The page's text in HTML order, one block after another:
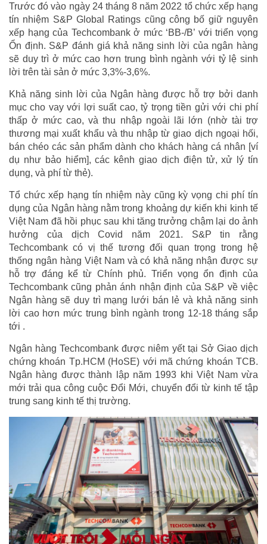
Trước đó vào ngày 24 tháng 8 năm 2022 tổ chức xếp hạng
tín nhiệm S&P Global Ratings cũng công bố giữ nguyên
xếp hạng của Techcombank ở mức ‘BB-/B’ với triển vọng
Ổn định. S&P đánh giá khả năng sinh lời của ngân hàng
sẽ duy trì ở mức cao hơn trung bình ngành với tỷ lệ sinh
lời trên tài sản ở mức 3,3%-3,6%.
Khả năng sinh lời của Ngân hàng được hỗ trợ bởi danh
mục cho vay với lợi suất cao, tỷ trọng tiền gửi với chi phí
thấp ở mức cao, và thu nhập ngoài lãi lớn (nhờ tài trợ
thương mại xuất khẩu và thu nhập từ giao dịch ngoại hối,
bán chéo các sản phẩm dành cho khách hàng cá nhân [ví
dụ như bảo hiểm], các kênh giao dịch điện tử, xử lý tín
dụng, và phí từ thẻ).
Tổ chức xếp hạng tín nhiệm này cũng kỳ vọng chi phí tín
dụng của Ngân hàng nằm trong khoảng dự kiến khi kinh tế
Việt Nam đã hồi phục sau khi tăng trưởng chậm lại do ảnh
hưởng của dịch Covid năm 2021. S&P tin rằng
Techcombank có vị thế tương đối quan trọng trong hệ
thống ngân hàng Việt Nam và có khả năng nhận được sự
hỗ trợ đáng kể từ Chính phủ. Triển vọng ổn định của
Techcombank cũng phản ánh nhận định của S&P về việc
Ngân hàng sẽ duy trì mạng lưới bán lẻ và khả năng sinh
lời cao hơn mức trung bình ngành trong 12-18 tháng sắp
tới .
Ngân hàng Techcombank được niêm yết tại Sở Giao dịch
chứng khoán Tp.HCM (HoSE) với mã chứng khoán TCB.
Ngân hàng được thành lập năm 1993 khi Việt Nam vừa
mới trải qua công cuộc Đổi Mới, chuyển đổi từ kinh tế tập
trung sang kinh tế thị trường.